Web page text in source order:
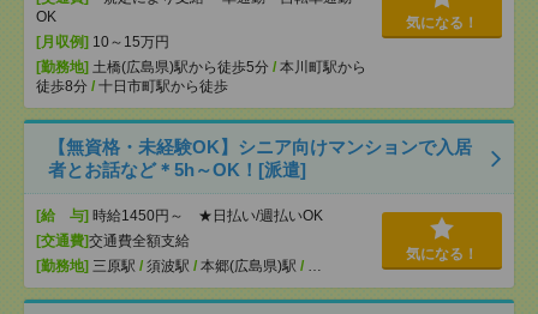
OK
[月収例] 10～15万円
[勤務地] 土橋(広島県)駅から徒歩5分 / 本川町駅から
徒歩8分 / 十日市町駅から徒歩
気になる！
【無資格・未経験OK】シニア向けマンションで入居
者とお話など＊5h～OK！[派遣]
[給 与] 時給1450円～ ★日払い/週払いOK
[交通費]交通費全額支給
[勤務地] 三原駅 / 須波駅 / 本郷(広島県)駅 /
気になる！